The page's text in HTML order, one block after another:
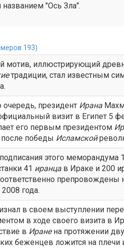
"Ось Зла".
193)
мотив, иллюстрирующий
традиции, стал известным
президент Ирана
визит в Египет 5
его первым президентом
после победы Исламской
этого меморандума
41 иранца в Ираке и 200
препровождены
года.
в своем выступлении
в ходе своего визита в
в Иранена протяжении
беженцев ложится на